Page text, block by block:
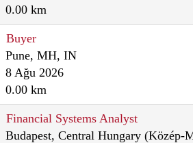
0.00 km
Buyer
Pune, MH, IN
8 Ağu 2026
0.00 km
Financial Systems Analyst
Budapest, Central Hungary (Közép-